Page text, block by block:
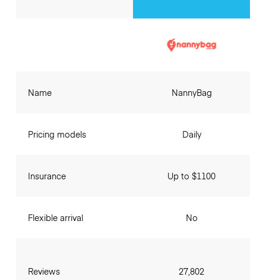
Name
Pricing models
Insurance
Flexible arrival
Reviews
NannyBag
Daily
Up to $1100
No
27,802